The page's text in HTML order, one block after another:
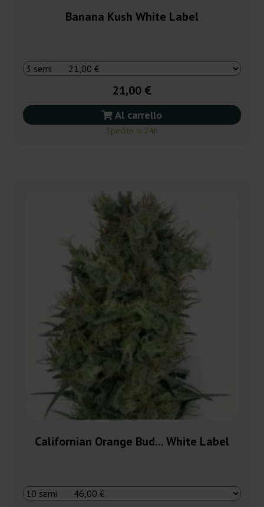
Banana Kush White Label
21,00 €
Al carrello
Spedito in 24h
Californian Orange Bud... White Label